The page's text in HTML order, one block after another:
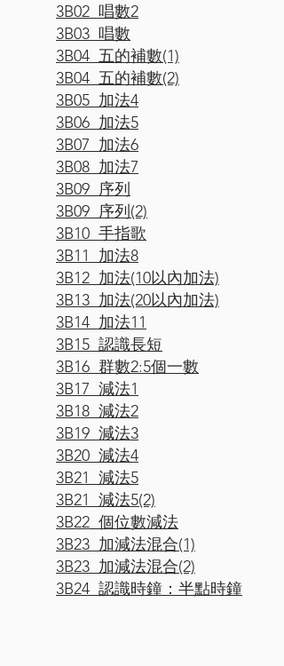
3B02 唱數2
3B03 唱數
3B04 五的補數(1)
3B04 五的補數(2)
3B05 加法4
3B06 加法5
3B07 加法6
3B08 加法7
3B09 序列
3B09 序列(2)
3B10 手指歌
3B11 加法8
3B12 加法(10以內加法)
3B13 加法(20以內加法)
3B14 加法11
3B15 認識長短
3B16 群數2:5個一數
3B17 減法1
3B18 減法2
3B19 減法3
3B20 減法4
3B21 減法5
3B21 減法5(2)
3B22 個位數減法
3B23 加減法混合(1)
3B23 加減法混合(2)
3B24 認識時鐘：半點時鐘